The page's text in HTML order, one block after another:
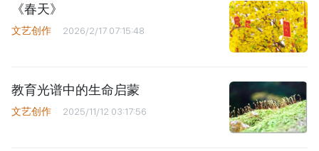
《春天》
文艺创作 2026/2/17 07:15:48
教育光谱中的生命启蒙
文艺创作 2025/11/12 03:17:56